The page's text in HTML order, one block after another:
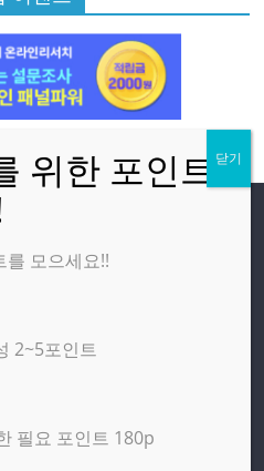
를 모으세요!!
2~5포인트
필요 포인트 180p